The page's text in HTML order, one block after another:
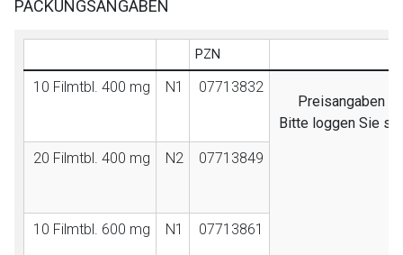
PACKUNGSANGABEN
PZN
10 Filmtbl. 400 mg N1
07713832
Preisangaben
Bitte loggen Sie
20 Filmtbl. 400 mg N2 07713849
10 Filmtbl. 600 mg N1 07713861